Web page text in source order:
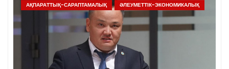
АҚПАРАТТЫҚ-САРАПТАМАЛЫҚ ӘЛЕУМЕТТІК-ЭКОНОМИКАЛЫҚ